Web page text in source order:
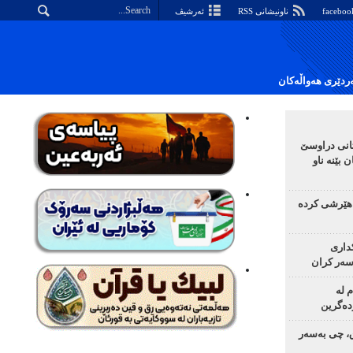
ناونیشانی RSS ئەرشیڤ
هەواڵەکان
دراوسێ
بێنە ناو
کردە
و 4 چەکداری
کران
لە
چی بەسەر